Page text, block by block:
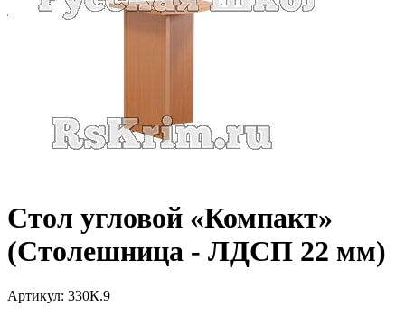
Стол угловой «Компакт»
(Столешница - ЛДСП 22 мм)
Артикул: 330К.9